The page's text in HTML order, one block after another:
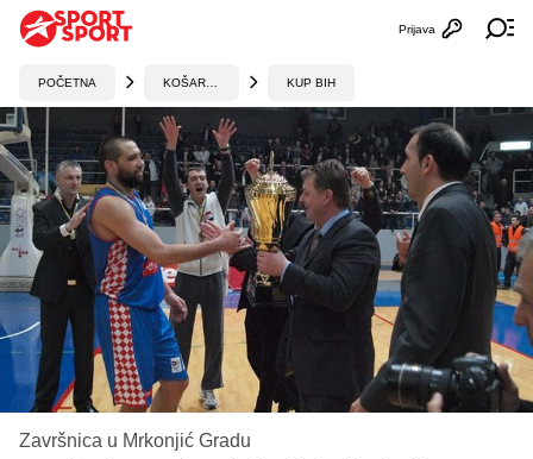
Otvori
Prijava
POČETNA KUP BIH
Završnica u Mrkonjić Gradu